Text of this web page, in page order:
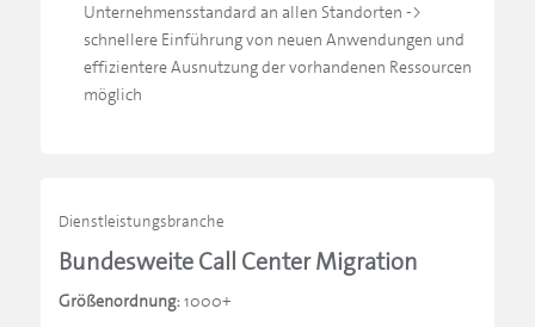
Unternehmensstandard an allen Standorten ->
schnellere Einführung von neuen Anwendungen und
effizientere Ausnutzung der vorhandenen Ressourcen
möglich
Dienstleistungsbranche
Bundesweite Call Center Migration
Größenordnung:1000+